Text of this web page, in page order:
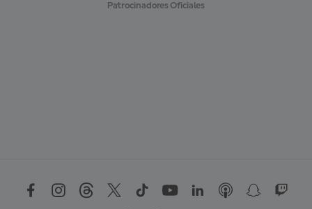
Patrocinadores Oficiales